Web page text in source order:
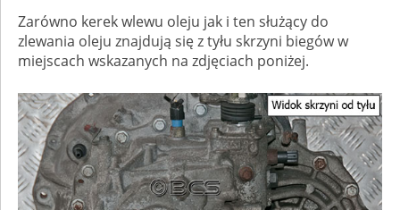
Zarówno kerek wlewu oleju jak i ten służący do
zlewania oleju znajdują się z tyłu skrzyni biegów w
miejscach wskazanych na zdjęciach poniżej.